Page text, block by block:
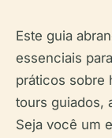
Este guia
essenciais
práticos sobre
tours guiados,
Seja você um